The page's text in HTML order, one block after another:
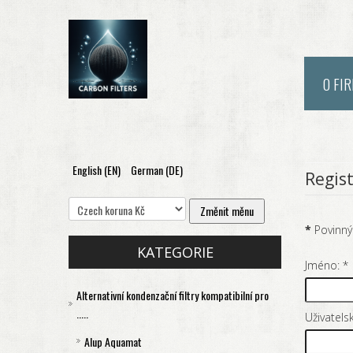
O
English (EN) German (DE)
KATEGORIE
Alternativní kondenzační filtry kompatibilní pro
.....
Alup Aquamat
*
Jméno: *